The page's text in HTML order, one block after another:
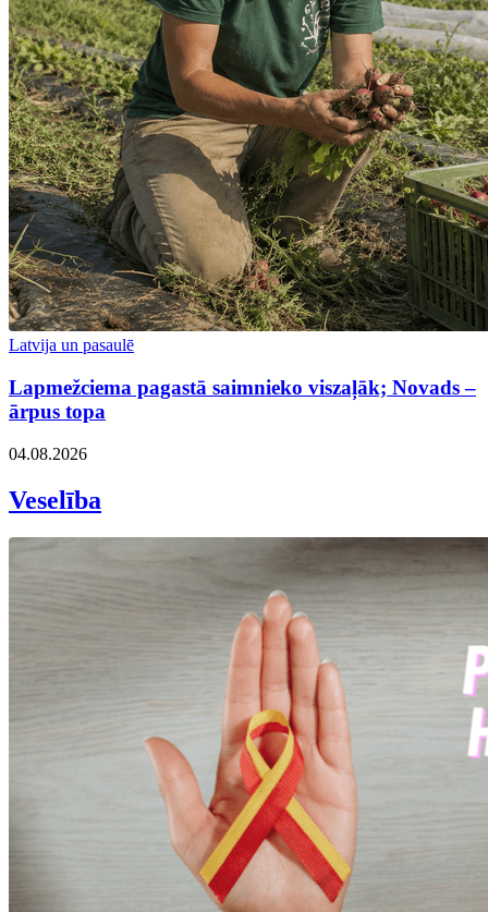
Latvija un pasaulē
Lapmežciema pagastā saimnieko viszaļāk; Novads –
ārpus topa
04.08.2026
Veselība